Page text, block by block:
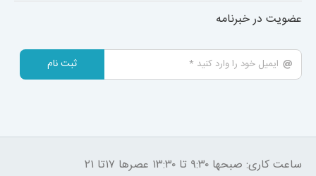
عضویت در خبرنامه
ثبت نام
ساعت کاری: صبحها ۹:۳۰ تا ۱۳:۳۰ عصرها ۱۷تا ۲۱